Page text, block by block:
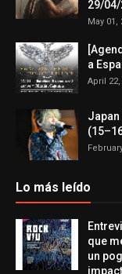
29/
May 01,
a
April 22,
Japan
Lo más leído
que
un